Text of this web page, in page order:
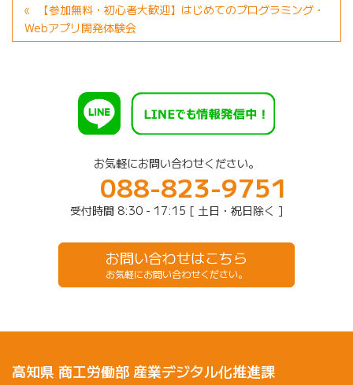
【参加無料・初心者大歓迎】はじめてのプログラミング・
Webアプリ開発体験会
お気軽にお問い合わせください。
088-823-9751
受付時間 8:30 - 17:15 [ 土日・祝日除く ]
お問い合わせはこちら
お気軽にお問い合わせください。
高知県 商工労働部 産業デジタル化推進課